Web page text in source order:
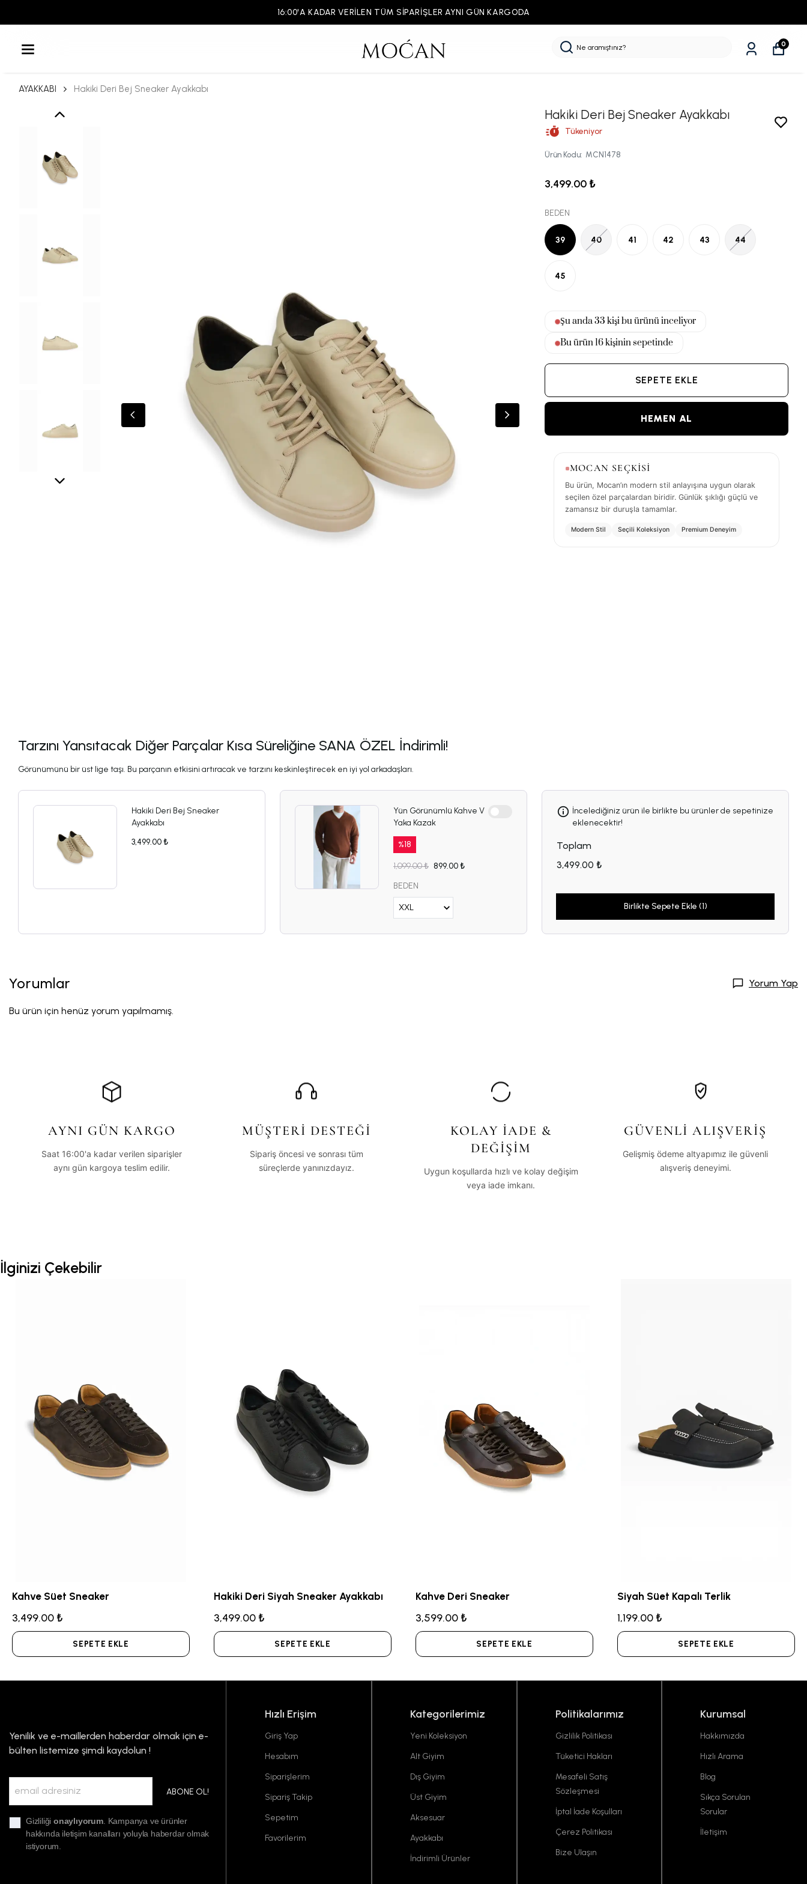
16:00'A KADAR VERİLEN TÜM SİPARİŞLER AYNI GÜN KARGODA
0
AYAKKABI Hakiki Deri Bej Sneaker Ayakkabı
Hakiki Deri Bej Sneaker Ayakkabı
Tükeniyor
Ürün Kodu: MCN1478
3,499.00 ₺
BEDEN
39 40 41 42 43 44
45
Şu anda33 kişi bu ürünü inceliyor
Bu ürün 14kişinin sepetinde
SEPETE EKLE
HEMEN AL
MOCAN SEÇKİSİ
Bu ürün, Mocan’ın modern stil anlayışına uygun olarak
seçilen özel parçalardan biridir. Günlük şıklığı güçlü ve
zamansız bir duruşla tamamlar.
Modern Stil Seçili Koleksiyon Premium Deneyim
Tarzını Yansıtacak Diğer Parçalar Kısa Süreliğine SANA ÖZEL İndirimli!
Görünümünü bir üst lige taşı. Bu parçanın etkisini artıracak ve tarzını keskinleştirecek en iyi yol arkadaşları.
Hakiki Deri Bej Sneaker
Ayakkabı
3,499.00 ₺
Yün Görünümlü Kahve V
Yaka Kazak
%18
1,099.00 ₺ 899.00 ₺
BEDEN
İncelediğiniz ürün ile birlikte bu ürünler de sepetinize
eklenecektir!
Toplam
3,499.00 ₺
Birlikte Sepete Ekle (1)
Yorumlar Yorum Yap
Bu ürün için henüz yorum yapılmamış.
AYNI GÜN KARGO
Saat 16:00'a kadar verilen siparişler
aynı gün kargoya teslim edilir.
MÜŞTERİ DESTEĞİ
Sipariş öncesi ve sonrası tüm
süreçlerde yanınızdayız.
KOLAY İADE &
DEĞİŞİM
Uygun koşullarda hızlı ve kolay değişim
veya iade imkanı.
GÜVENLİ ALIŞVERİŞ
Gelişmiş ödeme altyapımız ile güvenli
alışveriş deneyimi.
İlginizi Çekebilir
Kahve Süet Sneaker
3,499.00 ₺
SEPETE EKLE
Hakiki Deri Siyah Sneaker Ayakkabı
3,499.00 ₺
SEPETE EKLE
Kahve Deri Sneaker
3,599.00 ₺
SEPETE EKLE
Siyah Süet Kapalı Terlik
1,199.00 ₺
SEPETE EKLE
Hızlı Erişim
Giriş Yap
Hesabım
Siparişlerim
Sipariş Takip
Sepetim
Favorilerim
Kategorilerimiz
Yeni Koleksiyon
Alt Giyim
Dış Giyim
Üst Giyim
Aksesuar
Ayakkabı
İndirimli Ürünler
Politikalarımız
Gizlilik Politikası
Tüketici Hakları
Mesafeli Satış
Sözleşmesi
İptal İade Koşulları
Çerez Politikası
Bize Ulaşın
Kurumsal
Hakkımızda
Hızlı Arama
Blog
Sıkça Sorulan
Sorular
İletişim
Yenilik ve e-maillerden haberdar olmak için e-
bülten listemize şimdi kaydolun !
ABONE OL!
Gizliliğionaylıyorum. Kampanya ve ürünler
hakkında iletişim kanalları yoluyla haberdar olmak
istiyorum.